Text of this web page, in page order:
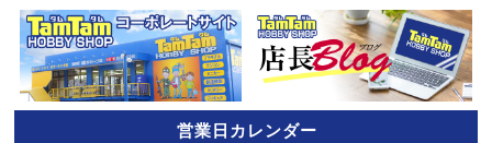
営業日カレンダー